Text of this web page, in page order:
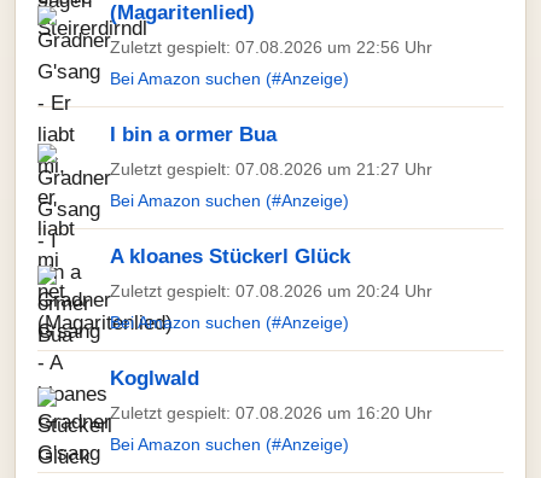
(Magaritenlied)
Zuletzt gespielt: 07.08.2026 um 22:56 Uhr
Bei Amazon suchen (#Anzeige)
I bin a ormer Bua
Zuletzt gespielt: 07.08.2026 um 21:27 Uhr
Bei Amazon suchen (#Anzeige)
A kloanes Stückerl Glück
Zuletzt gespielt: 07.08.2026 um 20:24 Uhr
Bei Amazon suchen (#Anzeige)
Koglwald
Zuletzt gespielt: 07.08.2026 um 16:20 Uhr
Bei Amazon suchen (#Anzeige)